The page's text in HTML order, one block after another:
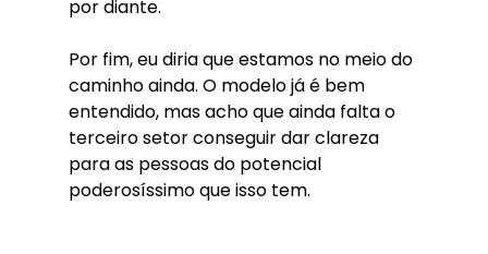
por diante.
Por fim, eu diria que estamos no meio do
caminho ainda. O modelo já é bem
entendido, mas acho que ainda falta o
terceiro setor conseguir dar clareza
para as pessoas do potencial
poderosíssimo que isso tem.